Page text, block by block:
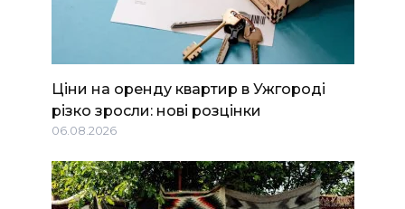
Ціни на оренду квартир в Ужгороді
різко зросли: нові розцінки
06.08.2026